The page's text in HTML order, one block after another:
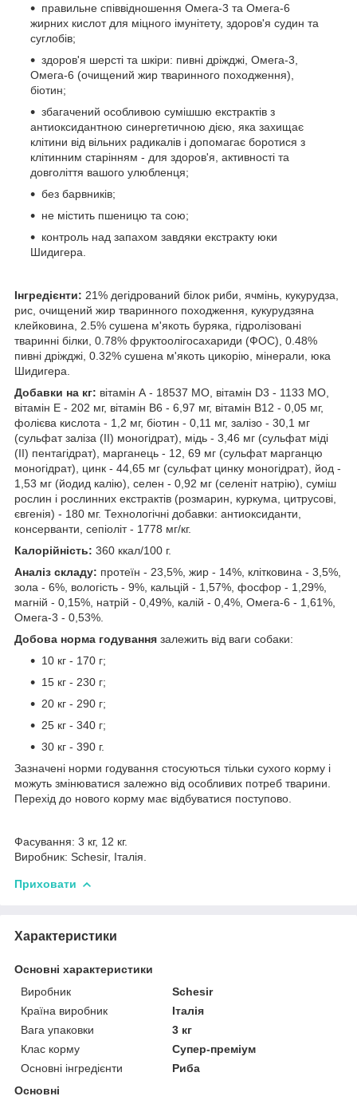
правильне співвідношення Омега-3 та Омега-6
жирних кислот для міцного імунітету, здоров'я судин та
суглобів;
здоров'я шерсті та шкіри: пивні дріжджі, Омега-3,
Омега-6 (очищений жир тваринного походження),
біотин;
збагачений особливою сумішшю екстрактів з
антиоксидантною синергетичною дією, яка захищає
клітини від вільних радикалів і допомагає боротися з
клітинним старінням - для здоров'я, активності та
довголіття вашого улюбленця;
без барвників;
не містить пшеницю та сою;
контроль над запахом завдяки екстракту юки
Шидигера.
Інгредієнти: 21% дегідрований білок риби, ячмінь, кукурудза,
рис, очищений жир тваринного походження, кукурудзяна
клейковина, 2.5% сушена м'якоть буряка, гідролізовані
тваринні білки, 0.78% фруктоолiгосахариди (ФОС), 0.48%
пивні дріжджі, 0.32% сушена м'якоть цикорію, мінерали, юка
Шидигера.
Добавки на кг: вітамін А - 18537 МО, вітамін D3 - 1133 МО,
вітамін Е - 202 мг, вітамін B6 - 6,97 мг, вітамін В12 - 0,05 мг,
фолієва кислота - 1,2 мг, біотин - 0,11 мг, залізо - 30,1 мг
(сульфат заліза (II) моногідрат), мідь - 3,46 мг (сульфат міді
(II) пентагідрат), марганець - 12, 69 мг (сульфат марганцю
моногідрат), цинк - 44,65 мг (сульфат цинку моногідрат), йод -
1,53 мг (йодид калію), селен - 0,92 мг (селеніт натрію), суміш
рослин і рослинних екстрактів (розмарин, куркума, цитрусові,
євгенія) - 180 мг. Технологічні добавки: антиоксиданти,
консерванти, сепіоліт - 1778 мг/кг.
Калорійність: 360 ккал/100 г.
Аналіз складу: протеїн - 23,5%, жир - 14%, клітковина - 3,5%,
зола - 6%, вологість - 9%, кальцій - 1,57%, фосфор - 1,29%,
магній - 0,15%, натрій - 0,49%, калій - 0,4%, Омега-6 - 1,61%,
Омега-3 - 0,53%.
Добова норма годування залежить від ваги собаки:
10 кг - 170 г;
15 кг - 230 г;
20 кг - 290 г;
25 кг - 340 г;
30 кг - 390 г.
Зазначені норми годування стосуються тільки сухого корму і
можуть змінюватися залежно від особливих потреб тварини.
Перехід до нового корму має відбуватися поступово.
Фасування: 3 кг, 12 кг.
Виробник: Schesir, Італія.
Приховати
Характеристики
Основні характеристики
Виробник
Schesir
Країна виробник
Італія
Вага упаковки
3 кг
Клас корму
Супер-преміум
Основні інгредієнти
Риба
Основні